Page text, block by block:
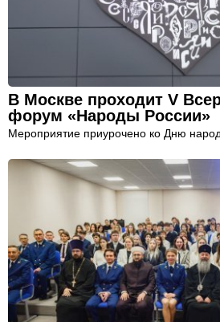
В Москве проходит V
форум «Народы России»
Мероприятие приурочено ко Дню